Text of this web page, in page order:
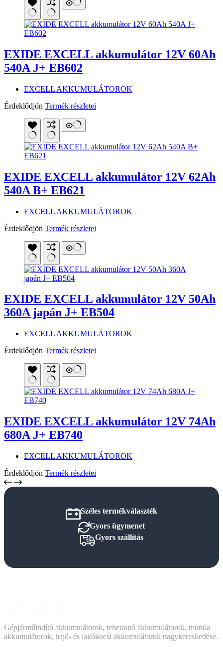
EXIDE EXCELL akkumulátor 12V 60Ah
540A J+ EB602
EXCELL AKKUMULÁTOROK
Érdeklődjön Termék részletei
EXIDE EXCELL akkumulátor 12V 62Ah
540A B+ EB621
EXCELL AKKUMULÁTOROK
Érdeklődjön Termék részletei
EXIDE EXCELL akkumulátor 12V 50Ah
360A japán J+ EB504
EXCELL AKKUMULÁTOROK
Érdeklődjön Termék részletei
EXIDE EXCELL akkumulátor 12V 74Ah
680A J+ EB740
EXCELL AKKUMULÁTOROK
Érdeklődjön Termék részletei
Széles termékválaszték
Gyors ügymenet
Gyors szállítás
Gépjárműindító akkumulátorok, teherautó akkumulátorok, munka
akkumulátorok, hajó- és lakókocsi akkumulátorok nagykereskedése.